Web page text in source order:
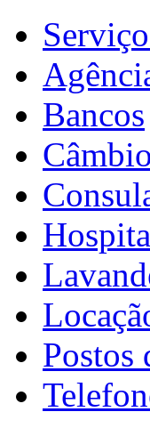
Bancos
Câmbio
Postos